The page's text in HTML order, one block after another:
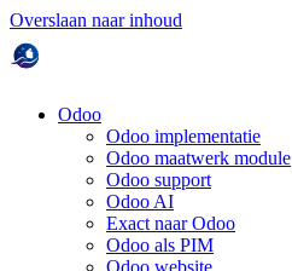
Overslaan naar inhoud
Odoo
Odoo implementatie
Odoo maatwerk module
Odoo support
Odoo AI
Exact naar Odoo
Odoo als PIM
Odoo website